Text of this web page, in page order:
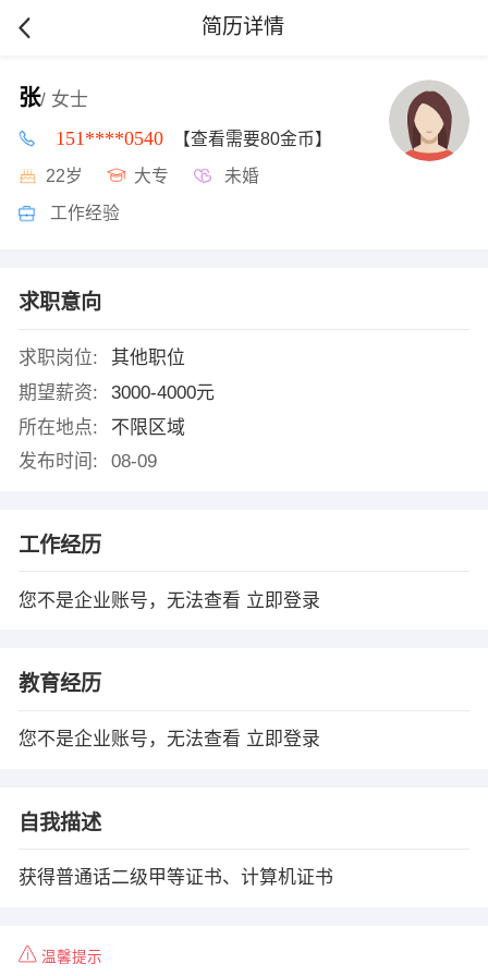
简历详情
张/ 女士
151****0540 【查看需要80金币】
22岁 大专 未婚
工作经验
求职意向
求职岗位:
其他职位
期望薪资:
3000-4000元
所在地点:
不限区域
发布时间:
08-09
工作经历
您不是企业账号，无法查看 立即登录
教育经历
您不是企业账号，无法查看 立即登录
自我描述
获得普通话二级甲等证书、计算机证书
温馨提示